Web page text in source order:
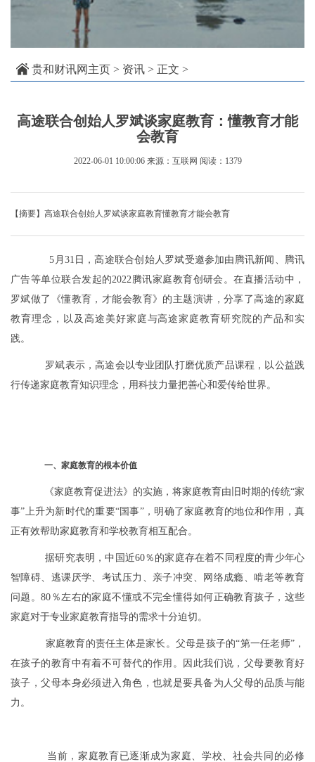
贵和财讯网主页 > 资讯 > 正文 >
高途联合创始人罗斌谈家庭教育：懂教育才能
会教育
2022-06-01 10:00:06 来源：互联网 阅读：1379
【摘要】高途联合创始人罗斌谈家庭教育懂教育才能会教育
5月31日，高途联合创始人罗斌受邀参加由腾讯新闻、腾讯
广告等单位联合发起的2022腾讯家庭教育创研会。在直播活动中，
罗斌做了《懂教育，才能会教育》的主题演讲，分享了高途的家庭
教育理念，以及高途美好家庭与高途家庭教育研究院的产品和实
践。
罗斌表示，高途会以专业团队打磨优质产品课程，以公益践
行传递家庭教育知识理念，用科技力量把善心和爱传给世界。
一、家庭教育的根本价值
《家庭教育促进法》的实施，将家庭教育由旧时期的传统“家
事”上升为新时代的重要“国事”，明确了家庭教育的地位和作用，真
正有效帮助家庭教育和学校教育相互配合。
据研究表明，中国近60％的家庭存在着不同程度的青少年心
智障碍、逃课厌学、考试压力、亲子冲突、网络成瘾、啃老等教育
问题。80％左右的家庭不懂或不完全懂得如何正确教育孩子，这些
家庭对于专业家庭教育指导的需求十分迫切。
家庭教育的责任主体是家长。父母是孩子的“第一任老师”，
在孩子的教育中有着不可替代的作用。因此我们说，父母要教育好
孩子，父母本身必须进入角色，也就是要具备为人父母的品质与能
力。
当前，家庭教育已逐渐成为家庭、学校、社会共同的必修